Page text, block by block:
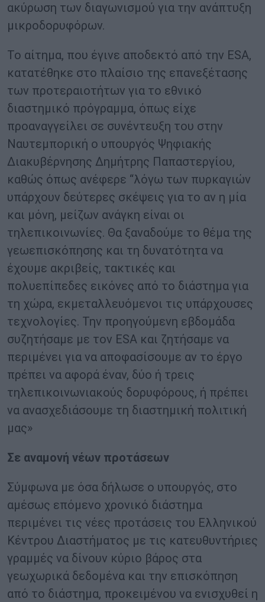
ακύρωση των διαγωνισμού για την ανάπτυξη
μικροδορυφόρων.
Το αίτημα, που έγινε αποδεκτό από την ESA,
κατατέθηκε στο πλαίσιο της επανεξέτασης
των προτεραιοτήτων για το εθνικό
διαστημικό πρόγραμμα, όπως είχε
προαναγγείλει σε συνέντευξη του στην
Ναυτεμπορική ο υπουργός Ψηφιακής
Διακυβέρνησης Δημήτρης Παπαστεργίου,
καθώς όπως ανέφερε “λόγω των πυρκαγιών
υπάρχουν δεύτερες σκέψεις για το αν η μία
και μόνη, μείζων ανάγκη είναι οι
τηλεπικοινωνίες. Θα ξαναδούμε το θέμα της
γεωεπισκόπησης και τη δυνατότητα να
έχουμε ακριβείς, τακτικές και
πολυεπίπεδες εικόνες από το διάστημα για
τη χώρα, εκμεταλλευόμενοι τις υπάρχουσες
τεχνολογίες. Την προηγούμενη εβδομάδα
συζητήσαμε με τον ESA και ζητήσαμε να
περιμένει για να αποφασίσουμε αν το έργο
πρέπει να αφορά έναν, δύο ή τρεις
τηλεπικοινωνιακούς δορυφόρους, ή πρέπει
να ανασχεδιάσουμε τη διαστημική πολιτική
μας»
Σε αναμονή νέων προτάσεων
Σύμφωνα με όσα δήλωσε ο υπουργός, στο
αμέσως επόμενο χρονικό διάστημα
περιμένει τις νέες προτάσεις του Ελληνικού
Κέντρου Διαστήματος με τις κατευθυντήριες
γραμμές να δίνουν κύριο βάρος στα
γεωχωρικά δεδομένα και την επισκόπηση
από το διάστημα, προκειμένου να ενισχυθεί η